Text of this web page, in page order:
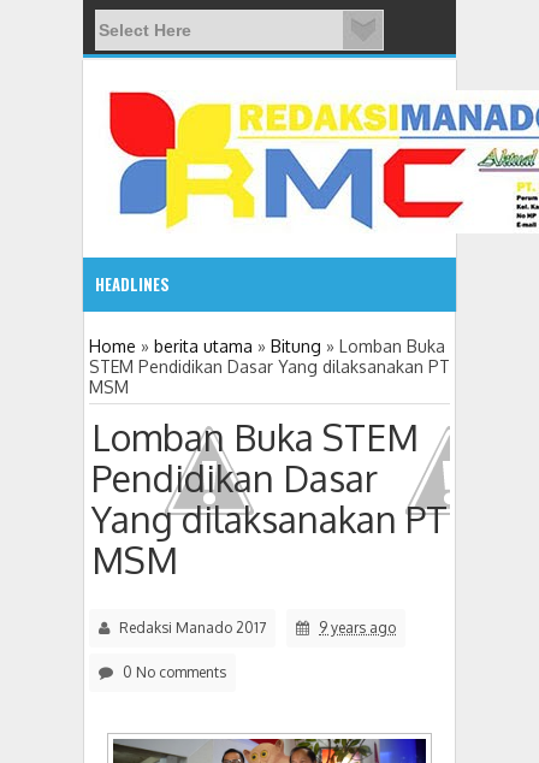
HEADLINES
08:03 AM
ADVETORIAL JONRU GANTIKAN MONO PIMPIN DPRD
Home » berita utama » Bitung » Lomban Buka
STEM Pendidikan Dasar Yang dilaksanakan PT
MSM
Lomban Buka STEM
Pendidikan Dasar
Yang dilaksanakan PT
MSM
Redaksi Manado 2017 9 years ago
0 No comments